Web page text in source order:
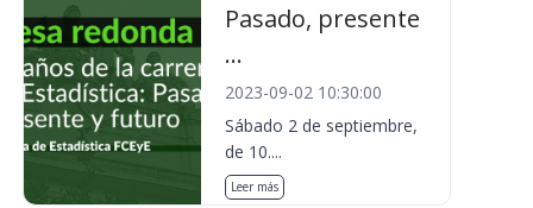
Pasado, presente
...
2023-09-02 10:30:00
Sábado 2 de septiembre,
de 10....
Leer más